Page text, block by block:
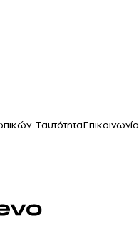
ΤαυτότηταΕπικοινωνία